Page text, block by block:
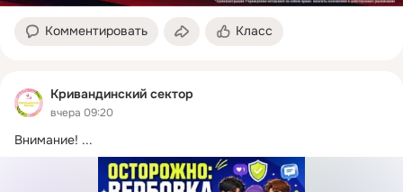
Комментировать Класс
Кривандинский сектор
вчера 09:20
Внимание! ...